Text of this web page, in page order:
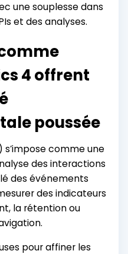
une souplesse dans
et des analyses.
4 offrent
poussée
comme une
des interactions
des événements
des indicateurs
la rétention ou
pour affiner les